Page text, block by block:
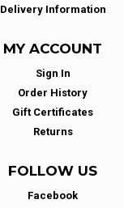
Delivery Information
MY ACCOUNT
Sign In
Order History
Gift Certificates
Returns
FOLLOW US
Facebook